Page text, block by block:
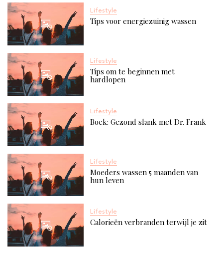
Lifestyle
Tips voor energiezuinig wassen
Lifestyle
Tips om te beginnen met
hardlopen
Lifestyle
Boek: Gezond slank met Dr. Frank
Lifestyle
Moeders wassen 5 maanden van
hun leven
Lifestyle
Calorieën verbranden terwijl je zit